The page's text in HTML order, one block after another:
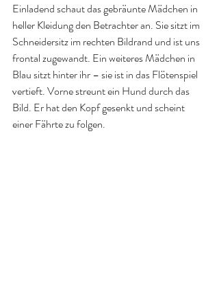
Einladend schaut das gebräunte Mädchen in
heller Kleidung den Betrachter an. Sie sitzt im
Schneidersitz im rechten Bildrand und ist uns
frontal zugewandt. Ein weiteres Mädchen in
Blau sitzt hinter ihr – sie ist in das Flötenspiel
vertieft. Vorne streunt ein Hund durch das
Bild. Er hat den Kopf gesenkt und scheint
einer Fährte zu folgen.